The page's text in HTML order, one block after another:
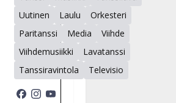
Uutinen
Laulu
Orkesteri
Paritanssi
Media
Viihde
Viihdemusiikki
Lavatanssi
Tanssiravintola
Televisio